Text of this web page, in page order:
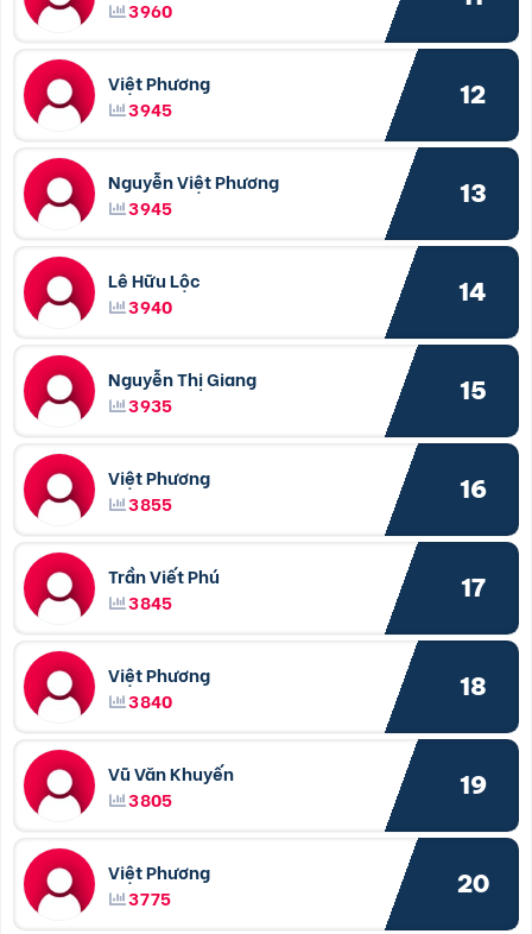
3960
Việt Phương
3945
12
Nguyễn Việt Phương
3945
13
Lê Hữu Lộc
3940
14
Nguyễn Thị Giang
3935
15
Việt Phương
3855
16
Trần Viết Phú
3845
17
Việt Phương
3840
18
Vũ Văn Khuyến
3805
19
Việt Phương
3775
20